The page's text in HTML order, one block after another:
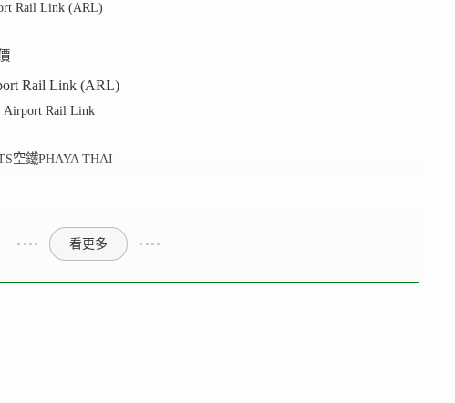
Rail Link (ARL)
Rail Link (ARL)
Airport Rail Link
空鐵PHAYA THAI
看更多